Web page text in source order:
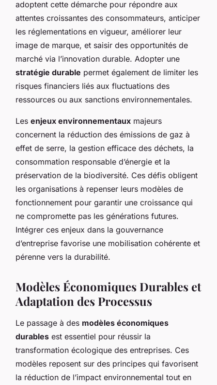
adoptent cette démarche pour répondre aux
attentes croissantes des consommateurs, anticiper
les réglementations en vigueur, améliorer leur
image de marque, et saisir des opportunités de
marché via l’innovation durable. Adopter une
stratégie durable permet également de limiter les
risques financiers liés aux fluctuations des
ressources ou aux sanctions environnementales.
Les enjeux environnementaux majeurs
concernent la réduction des émissions de gaz à
effet de serre, la gestion efficace des déchets, la
consommation responsable d’énergie et la
préservation de la biodiversité. Ces défis obligent
les organisations à repenser leurs modèles de
fonctionnement pour garantir une croissance qui
ne compromette pas les générations futures.
Intégrer ces enjeux dans la gouvernance
d’entreprise favorise une mobilisation cohérente et
pérenne vers la durabilité.
Modèles Économiques Durables et
Adaptation des Processus
Le passage à des modèles économiques
durables est essentiel pour réussir la
transformation écologique des entreprises. Ces
modèles reposent sur des principes qui favorisent
la réduction de l’impact environnemental tout en